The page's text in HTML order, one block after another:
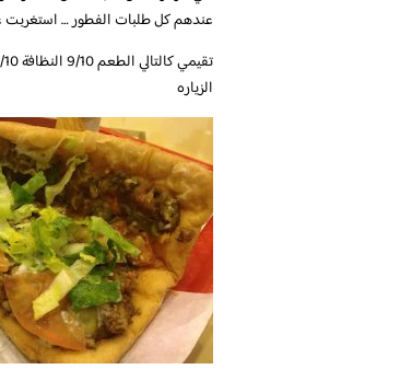
عندهم كل طلبات الفطور … استغربت
الزياره